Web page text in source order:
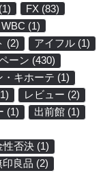
(1) FX (83)
WBC (1)
(2) アイフル (1)
ーン (430)
・キホーテ (1)
レビュー (2)
(1) 出前館 (1)
性否決 (1)
印良品 (2)